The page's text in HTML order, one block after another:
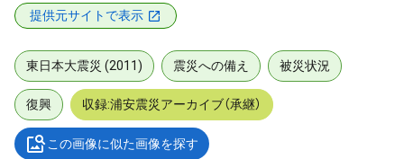
提供元サイトで表示
東日本大震災 (2011) 震災への備え 被災状況
復興 収録:浦安震災アーカイブ（承継）
この画像に似た画像を探す